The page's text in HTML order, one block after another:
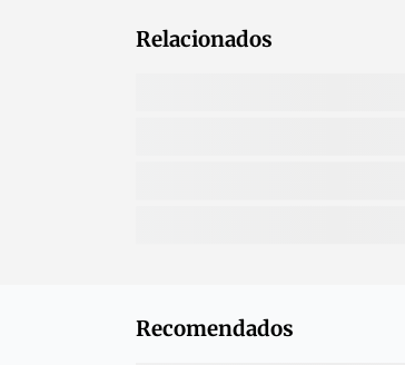
Relacionados
Recomendados